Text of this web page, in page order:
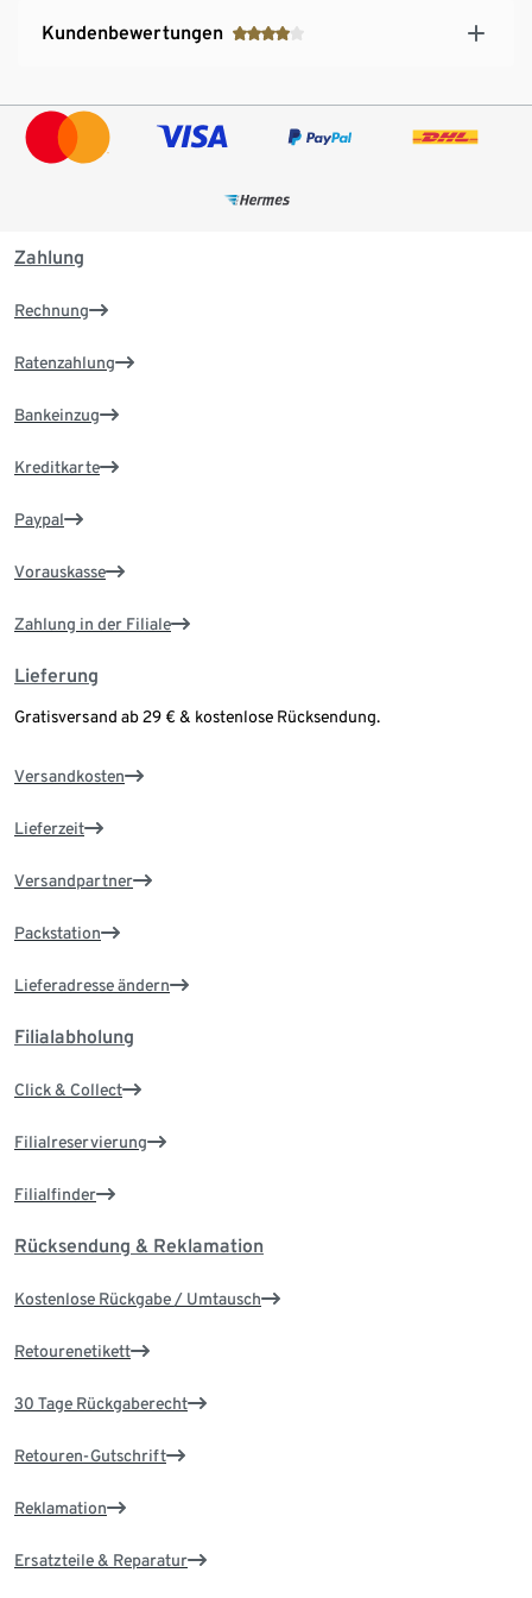
Kundenbewertungen
Zahlung
Rechnung
Ratenzahlung
Bankeinzug
Kreditkarte
Paypal
Vorauskasse
Zahlung in der Filiale
Lieferung
Gratisversand ab 29 € & kostenlose Rücksendung.
Versandkosten
Lieferzeit
Versandpartner
Packstation
Lieferadresse ändern
Filialabholung
Click & Collect
Filialreservierung
Filialfinder
Rücksendung & Reklamation
Kostenlose Rückgabe / Umtausch
Retourenetikett
30 Tage Rückgaberecht
Retouren-Gutschrift
Reklamation
Ersatzteile & Reparatur